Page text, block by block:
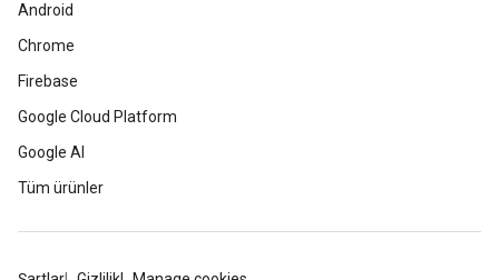
Android
Chrome
Firebase
Google Cloud Platform
Google AI
Tüm ürünler